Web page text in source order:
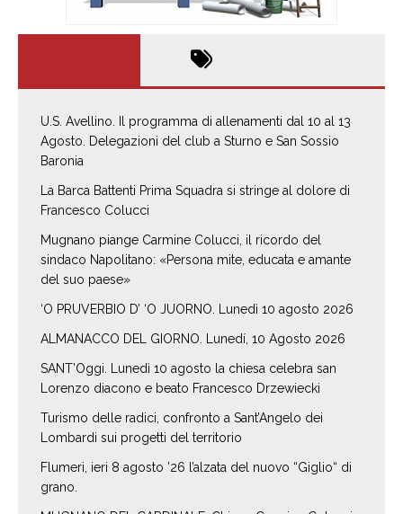
U.S. Avellino. Il programma di allenamenti dal 10 al 13
Agosto. Delegazioni del club a Sturno e San Sossio
Baronia
La Barca Battenti Prima Squadra si stringe al dolore di
Francesco Colucci
Mugnano piange Carmine Colucci, il ricordo del
sindaco Napolitano: «Persona mite, educata e amante
del suo paese»
‘O PRUVERBIO D’ ‘O JUORNO. Lunedì 10 agosto 2026
ALMANACCO DEL GIORNO. Lunedí, 10 Agosto 2026
SANT’Oggi. Lunedì 10 agosto la chiesa celebra san
Lorenzo diacono e beato Francesco Drzewiecki
Turismo delle radici, confronto a Sant’Angelo dei
Lombardi sui progetti del territorio
Flumeri, ieri 8 agosto ’26 l’alzata del nuovo “Giglio“ di
grano.